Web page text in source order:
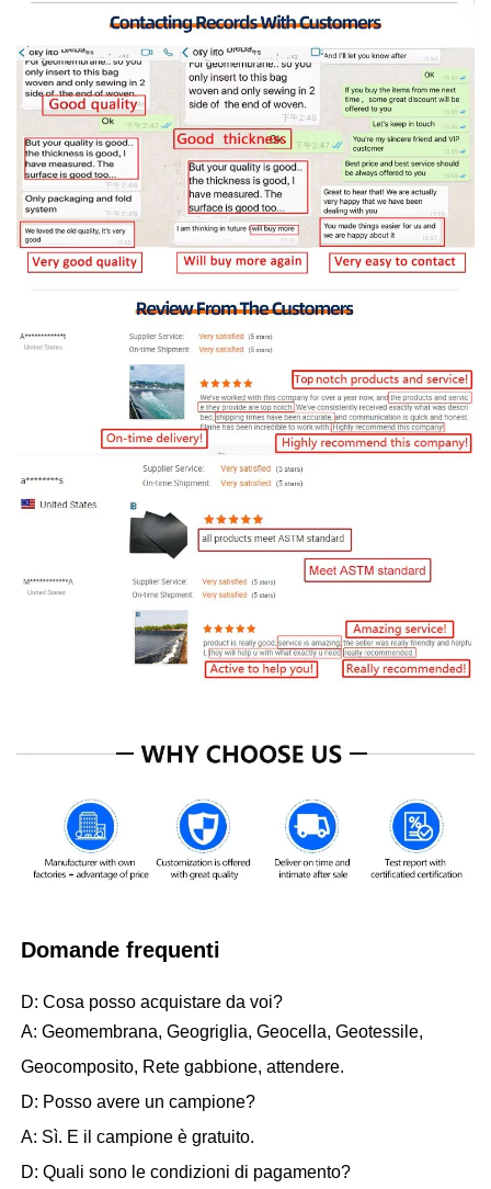
Domande frequenti
D: Cosa posso acquistare da voi?
A: Geomembrana, Geogriglia, Geocella, Geotessile,
Geocomposito, Rete gabbione, attendere.
D: Posso avere un campione?
A: Sì. E il campione è gratuito.
D: Quali sono le condizioni di pagamento?